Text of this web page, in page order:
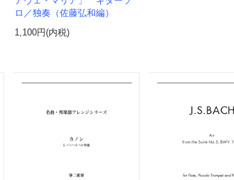
ロ／独奏（佐藤弘和編）
1,100円(内税)